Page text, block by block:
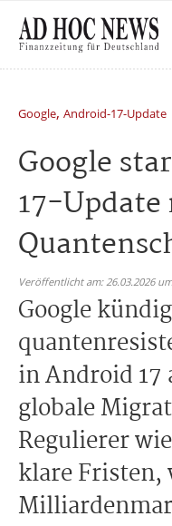
Google, Android-17-Update
Google
17-
Veröffentlicht am: 26.03.2026
Google
in Android 17
globale
Regulierer
klare Fristen,